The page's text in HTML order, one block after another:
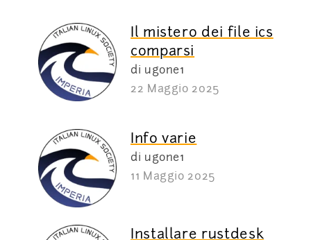
Il mistero dei file ics
comparsi
di ugone1
22 Maggio 2025
Info varie
di ugone1
11 Maggio 2025
Installare rustdesk